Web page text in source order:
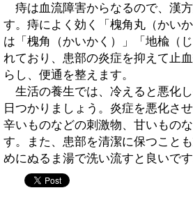
痔は血流障害からなるので、漢
す。痔によく効く「槐角丸（かい
は「槐角（かいかく）」「地楡（
れており、患部の炎症を抑えて止
らし、便通を整えます。
生活の養生では、冷えると悪化
日つかりましょう。炎症を悪化さ
辛いものなどの刺激物、甘いもの
す。また、患部を清潔に保つこと
めにぬるま湯で洗い流すと良いです